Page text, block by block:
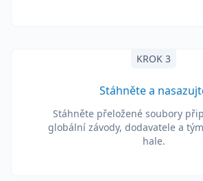
KROK 3
Stáhněte a
Stáhněte přeložené soubory
globální závody, dodavatele a
hale.